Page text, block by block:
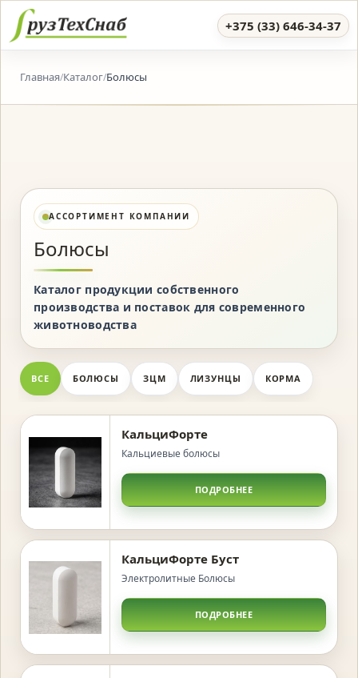
+375 (33) 646-34-37
Главная/Каталог/Болюсы
АССОРТИМЕНТ КОМПАНИИ
Болюсы
Каталог продукции собственного
производства и поставок для современного
животноводства
ВСЕ БОЛЮСЫ ЗЦМ ЛИЗУНЦЫ КОРМА
КальциФорте
Кальциевые болюсы
ПОДРОБНЕЕ
КальциФорте Буст
Электролитные Болюсы
ПОДРОБНЕЕ